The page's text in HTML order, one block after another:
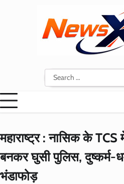
Search
for:
महाराष्ट्र : नासिक के
बनकर घुसी पुलिस, दुष्कर्म-
भंडाफोड़